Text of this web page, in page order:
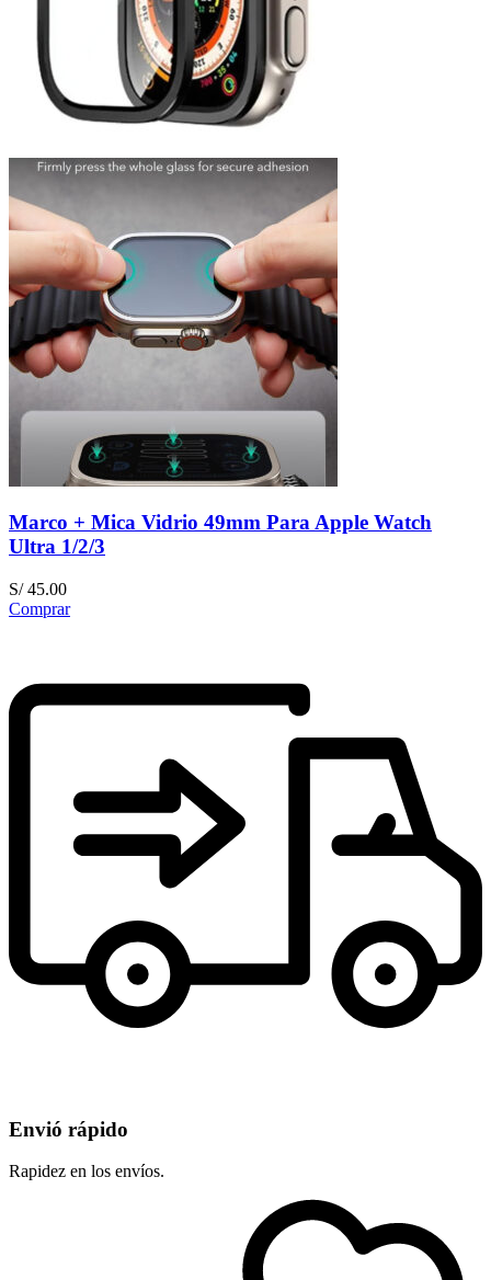
Marco + Mica Vidrio 49mm Para Apple Watch
Ultra 1/2/3
S/45.00
Comprar
Envió rápido
Rapidez en los envíos.